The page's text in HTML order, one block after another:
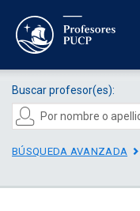
Buscar profesor(es):
BÚSQUEDA AVANZADA